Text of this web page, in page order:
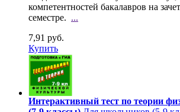
компетентностей бакалавров на
семестре. ...
7,91 руб.
Купить
Интерактивный тест по теории